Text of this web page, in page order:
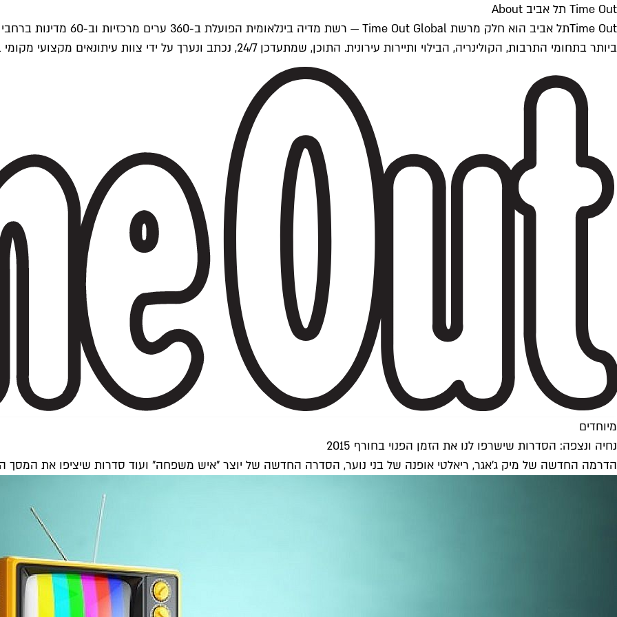
Time Out תל אביב About
ביותר בתחומי התרבות, הקולינריה, הבילוי ותיירות עירונית. התוכן, שמתעדכן 24/7, נכתב ונערך על ידי צוות עיתונאים מקצועי מקומי בישראל, בהתאם לסטנדרטים של Time Out העולמית.
מיוחדים
נחיה ונצפה: הסדרות שישרפו לנו את הזמן הפנוי בחורף 2015
הדרמה החדשה של מיק ג'אגר, ריאלטי אופנה של בני נוער, הסדרה החדשה של יוצר "איש משפחה" ועוד סדרות שיציפו את המסך